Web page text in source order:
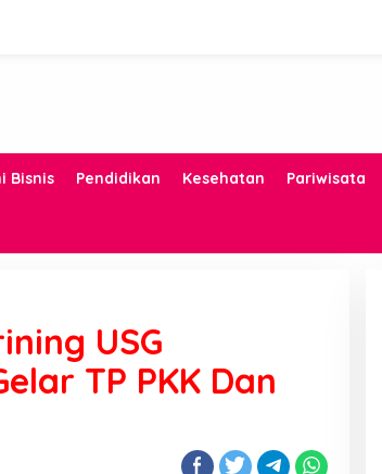
Bisnis Pendidikan Kesehatan Pariwisata
USG
TP PKK Dan